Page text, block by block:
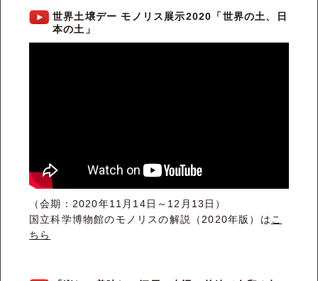
世界土壌デー モノリス展示2020「世界の土、日
本の土」
（会期：2020年11月14日～12月13日）
国立科学博物館のモノリスの解説（2020年版）はこ
ちら